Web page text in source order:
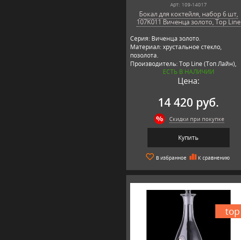
Арт: 109-14017
Бокал для коктейля, набор 6 шт,
107K011 Виченца золото, Top Line
Серия: Виченца золото.
Материал: хрустальное стекло,
позолота.
Производитель: Top Line (Топ Лайн),
ЕСТЬ В НАЛИЧИИ
Цена:
14 420 руб.
Скидки при покупке
Купить
В избранное К сравнению
top